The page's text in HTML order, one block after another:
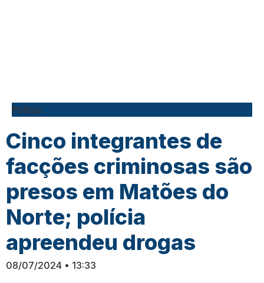
Polícia
Cinco integrantes de
facções criminosas são
presos em Matões do
Norte; polícia
apreendeu drogas
08/07/2024 13:33